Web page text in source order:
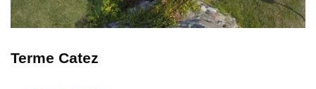
Terme Catez